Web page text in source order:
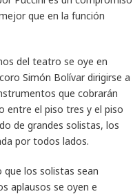
que en la función
del teatro se oye en
Simón Bolívar dirigirse a
que cobrarán
entre el piso tres y el piso
de grandes solistas, los
por todos lados.
los solistas sean
aplausos se oyen e